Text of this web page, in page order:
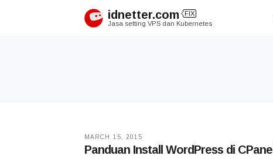
idnetter.com FIX
Jasa setting VPS dan Kubernetes
MARCH 15, 2015
Panduan Install WordPress di CPanel